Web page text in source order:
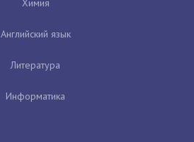
Химия
Английский язык
Литература
Информатика